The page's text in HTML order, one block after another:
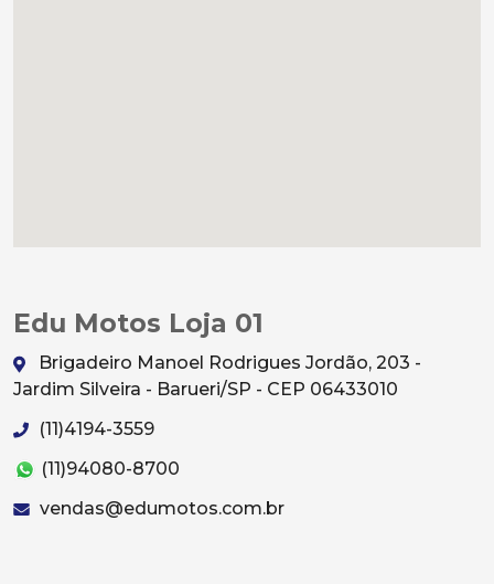
Edu Motos Loja 01
Brigadeiro Manoel Rodrigues Jordão, 203 -
Jardim Silveira - Barueri/SP - CEP 06433010
(11)4194-3559
(11)94080-8700
vendas@edumotos.com.br